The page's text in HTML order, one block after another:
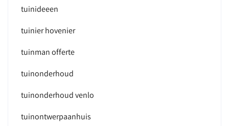
tuinideeen
tuinier hovenier
tuinman offerte
tuinonderhoud
tuinonderhoud venlo
tuinontwerpaanhuis